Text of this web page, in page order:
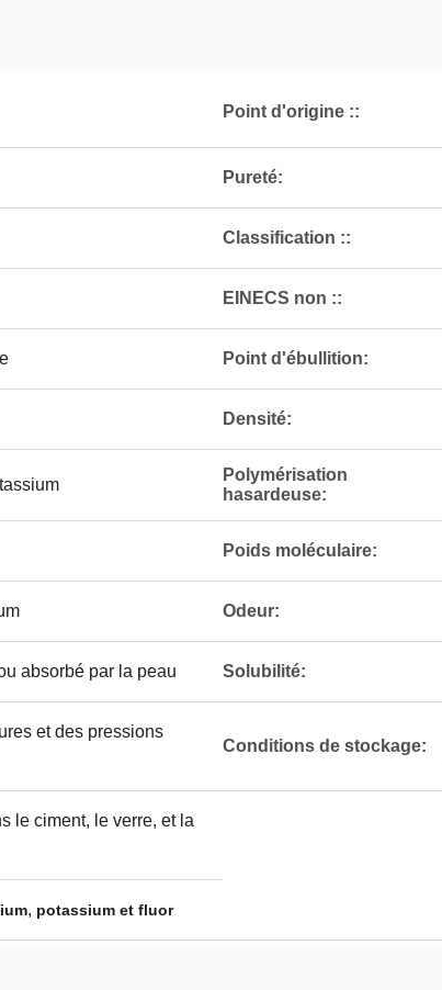
Point d'origine ::
Pureté:
Classification ::
EINECS non ::
Point d'ébullition:
Densité:
Polymérisation
hasardeuse:
Poids moléculaire:
Odeur:
absorbé par la peau Solubilité:
et des pressions
Conditions de stockage:
le ciment, le verre, et la
, potassium et fluor